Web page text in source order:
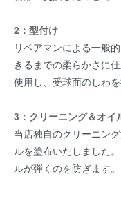
2：型付け
リペアマンによる一般
きるまでの柔らかさに
使用し、受球面のしわを
3：クリーニング＆オイ
当店独自のクリーニン
ルを塗布いたしました
ルが弾くのを防ぎます。